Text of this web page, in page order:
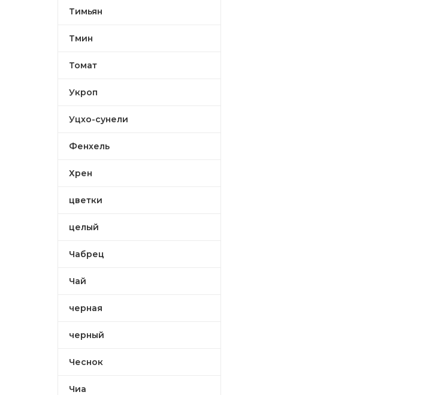
Тимьян
Тмин
Томат
Укроп
Уцхо-сунели
Фенхель
Хрен
цветки
целый
Чабрец
Чай
черная
черный
Чеснок
Чиа